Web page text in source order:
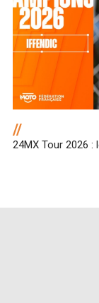
//
24MX Tour 2026 :